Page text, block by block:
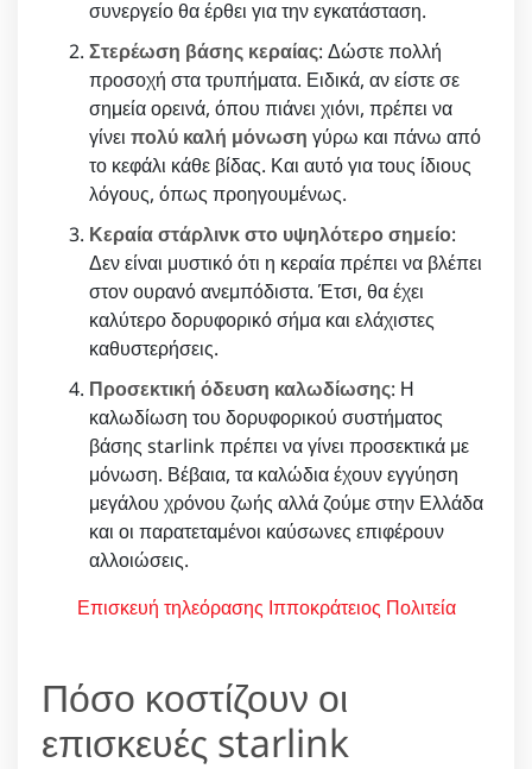
συνεργείο θα έρθει για την εγκατάσταση.
Στερέωση βάσης κεραίας: Δώστε πολλή
προσοχή στα τρυπήματα. Ειδικά, αν είστε σε
σημεία ορεινά, όπου πιάνει χιόνι, πρέπει να
γίνει πολύ καλή μόνωση γύρω και πάνω από
το κεφάλι κάθε βίδας. Και αυτό για τους ίδιους
λόγους, όπως προηγουμένως.
Κεραία στάρλινκ στο υψηλότερο σημείο:
Δεν είναι μυστικό ότι η κεραία πρέπει να βλέπει
στον ουρανό ανεμπόδιστα. Έτσι, θα έχει
καλύτερο δορυφορικό σήμα και ελάχιστες
καθυστερήσεις.
Προσεκτική όδευση καλωδίωσης: Η
καλωδίωση του δορυφορικού συστήματος
βάσης starlink πρέπει να γίνει προσεκτικά με
μόνωση. Βέβαια, τα καλώδια έχουν εγγύηση
μεγάλου χρόνου ζωής αλλά ζούμε στην Ελλάδα
και οι παρατεταμένοι καύσωνες επιφέρουν
αλλοιώσεις.
Επισκευή τηλεόρασης Ιπποκράτειος Πολιτεία
Πόσο κοστίζουν οι
επισκευές starlink